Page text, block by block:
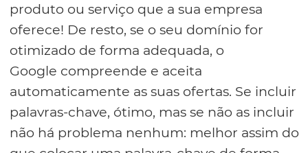
produto ou serviço que a sua empresa
oferece! De resto, se o seu domínio for
otimizado de forma adequada, o
Google compreende e aceita
automaticamente as suas ofertas. Se incluir
palavras-chave, ótimo, mas se não as incluir
não há problema nenhum: melhor assim do